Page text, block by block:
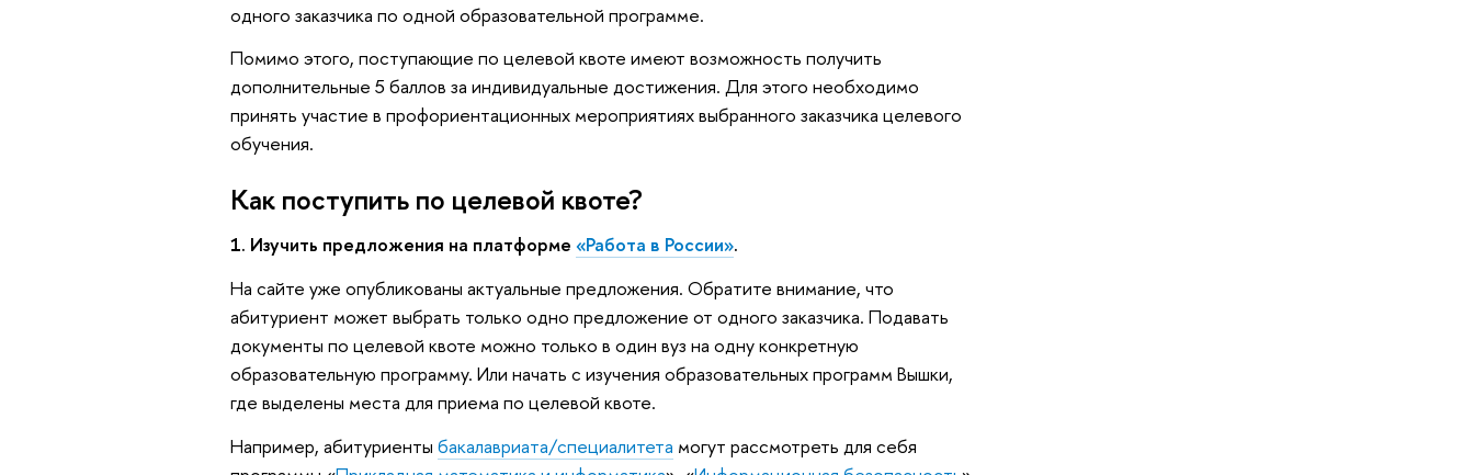
одного заказчика по одной образовательной программе.
Помимо этого, поступающие по целевой квоте имеют возможность получить
дополнительные 5 баллов за индивидуальные достижения. Для этого необходимо
принять участие в профориентационных мероприятиях выбранного заказчика целевого
обучения.
Как поступить по целевой квоте?
1. Изучить предложения на платформе «Работа в России».
На сайте уже опубликованы актуальные предложения. Обратите внимание, что
абитуриент может выбрать только одно предложение от одного заказчика. Подавать
документы по целевой квоте можно только в один вуз на одну конкретную
образовательную программу. Или начать с изучения образовательных программ Вышки,
где выделены места для приема по целевой квоте.
Например, абитуриенты бакалавриата/специалитета могут рассмотреть для себя